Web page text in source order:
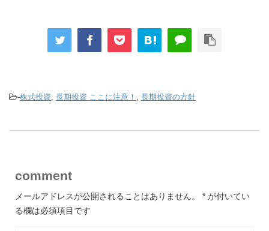
-株式投資 長期投資 ここに注意！ 長期投資の方針
comment
メールアドレスが公開されることはありません。 * が付いてい
る欄は必須項目です